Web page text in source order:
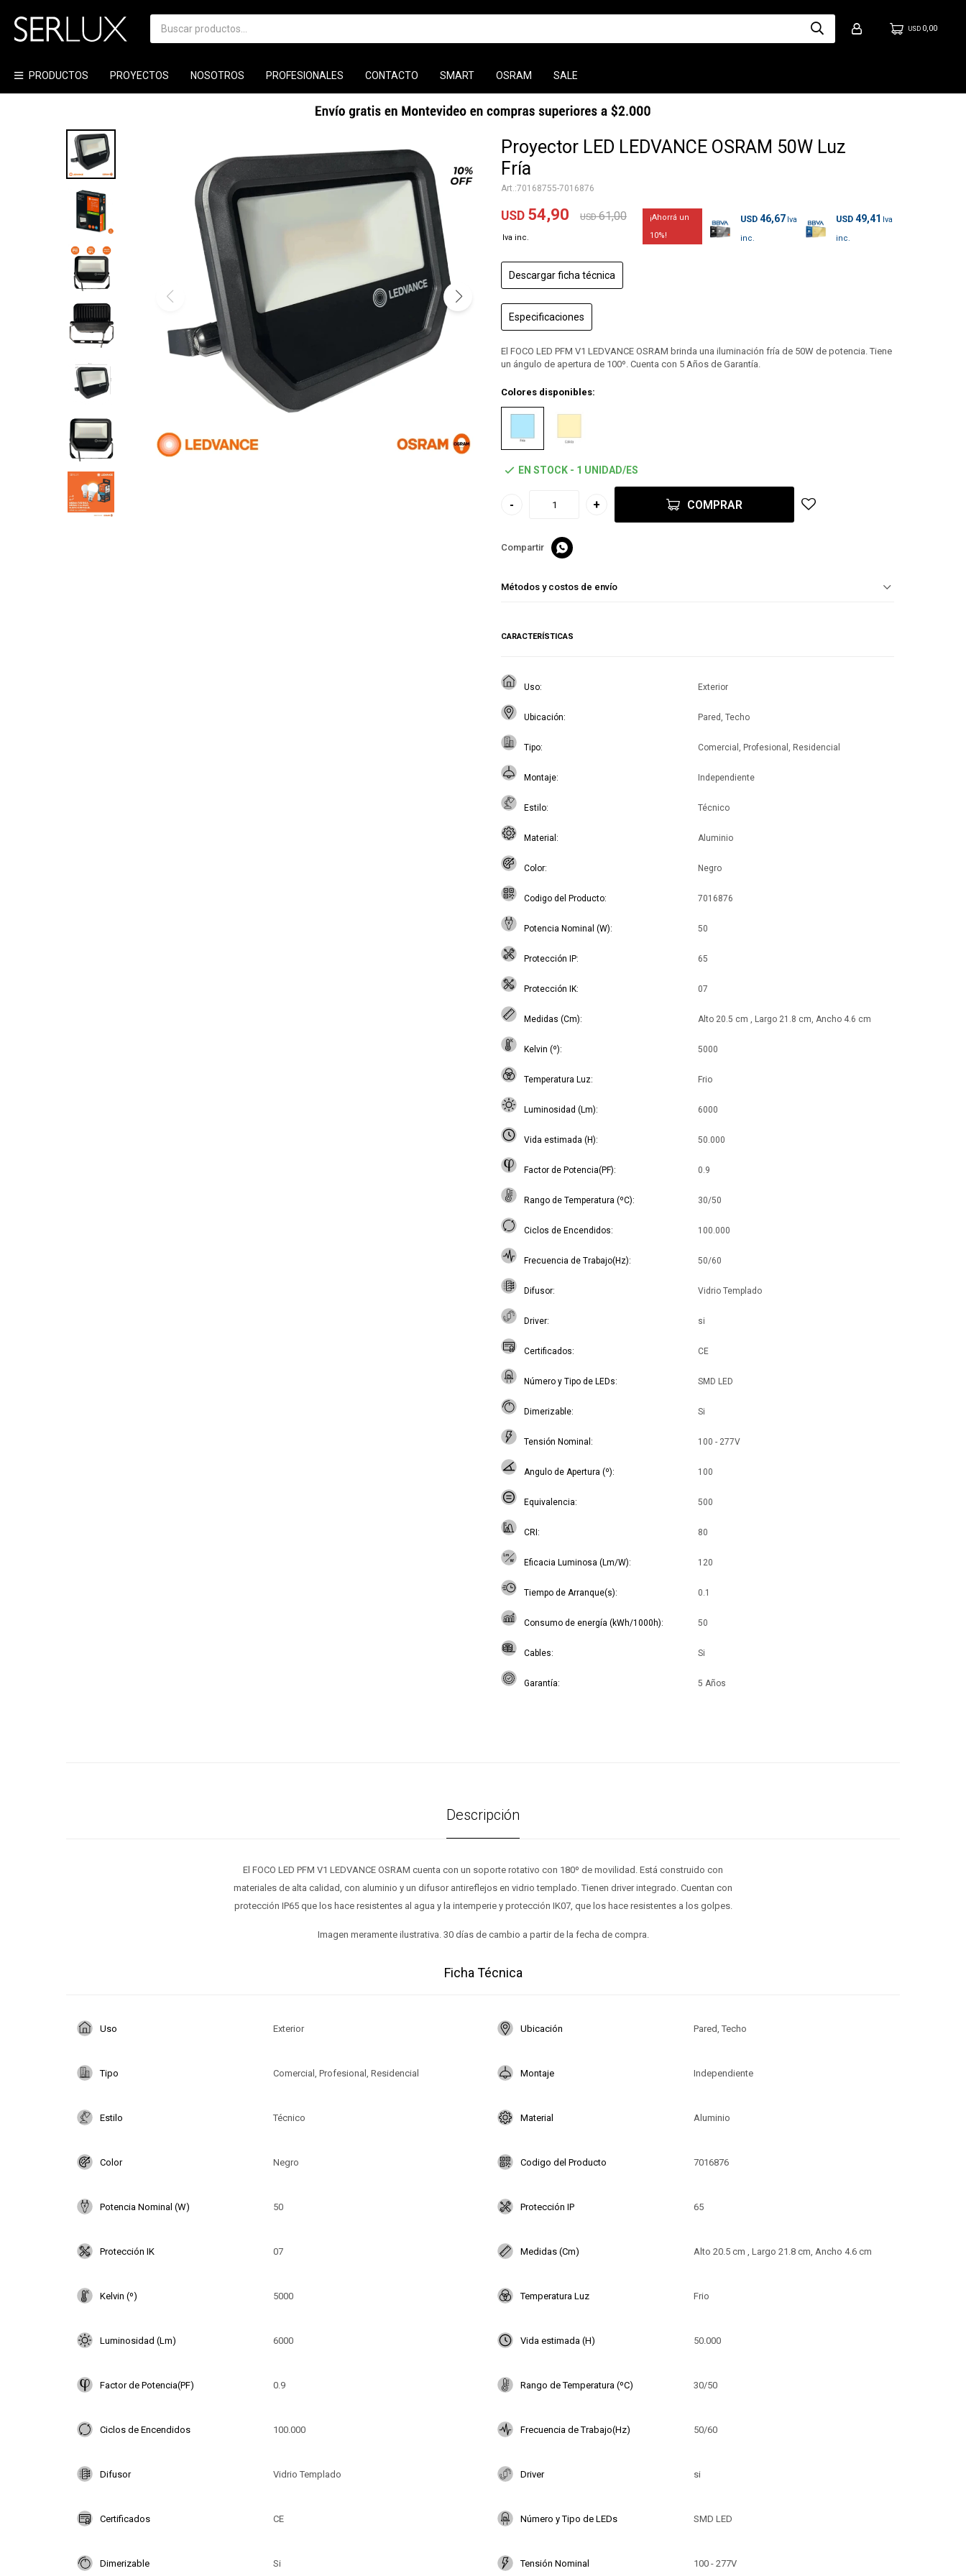
PRODUCTOS PROYECTOS NOSOTROS PROFESIONALES CONTACTO SMART OSRAM SALE
USD 0,00
Proyector LED LEDVANCE OSRAM 50W Luz
Fría
70168755-7016876
USD 54,90 USD 61,00
10
USD 46,67 USD 49,41
Descargar ficha técnica
Especificaciones
El FOCO LED PFM V1 LEDVANCE OSRAM brinda una iluminación fría de 50W de potencia. Tiene
un ángulo de apertura de 100º. Cuenta con 5 Años de Garantía.
Colores disponibles:
EN STOCK - 1 UNIDAD/ES
- + COMPRAR

Métodos y costos de envío
CARACTERÍSTICAS
Uso Exterior
Ubicación Pared, Techo
Tipo Comercial, Profesional, Residencial
Montaje Independiente
Estilo Técnico
Material Aluminio
Color Negro
Codigo del Producto 7016876
Potencia Nominal (W) 50
Protección IP 65
Protección IK 07
Medidas (Cm) Alto 20.5 cm , Largo 21.8 cm, Ancho 4.6 cm
Kelvin (º) 5000
Temperatura Luz Frio
Luminosidad (Lm) 6000
Vida estimada (H) 50.000
Factor de Potencia(PF) 0.9
Rango de Temperatura (ºC) 30/50
Ciclos de Encendidos 100.000
Frecuencia de Trabajo(Hz) 50/60
Difusor Vidrio Templado
Driver si
Certificados CE
Número y Tipo de LEDs SMD LED
Dimerizable Si
Tensión Nominal 100 - 277V
Angulo de Apertura (º) 100
Equivalencia 500
CRI 80
Eficacia Luminosa (Lm/W) 120
Tiempo de Arranque(s) 0.1
Consumo de energía (kWh/1000h) 50
Cables Si
Garantía 5 Años
Descripción
El FOCO LED PFM V1 LEDVANCE OSRAM cuenta con un soporte rotativo con 180º de movilidad. Está construido con
materiales de alta calidad, con aluminio y un difusor antireflejos en vidrio templado. Tienen driver integrado. Cuentan con
protección IP65 que los hace resistentes al agua y la intemperie y protección IK07, que los hace resistentes a los golpes.
Imagen meramente ilustrativa. 30 días de cambio a partir de la fecha de compra.
Ficha Técnica
Uso Exterior Ubicación Pared, Techo
Tipo Comercial, Profesional, Residencial Montaje Independiente
Estilo Técnico Material Aluminio
Color Negro Codigo del Producto 7016876
Potencia Nominal (W) 50 Protección IP 65
Protección IK 07 Medidas (Cm) Alto 20.5 cm , Largo 21.8 cm, Ancho 4.6 cm
Kelvin (º) 5000 Temperatura Luz Frio
Luminosidad (Lm) 6000 Vida estimada (H) 50.000
Factor de Potencia(PF) 0.9 Rango de Temperatura (ºC) 30/50
Ciclos de Encendidos 100.000 Frecuencia de Trabajo(Hz) 50/60
Difusor Vidrio Templado Driver si
Certificados CE Número y Tipo de LEDs SMD LED
Dimerizable Si Tensión Nominal 100 - 277V